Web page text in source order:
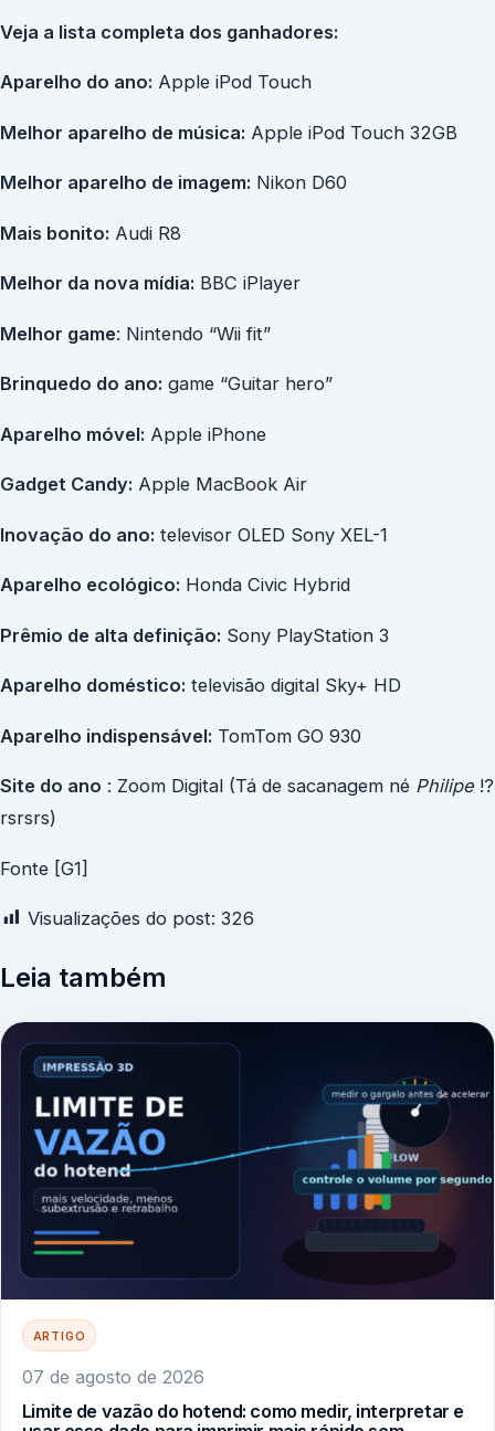
Veja a lista completa dos ganhadores:
Aparelho do ano: Apple iPod Touch
Melhor aparelho de música: Apple iPod Touch 32GB
Melhor aparelho de imagem: Nikon D60
Mais bonito: Audi R8
Melhor da nova mídia: BBC iPlayer
Melhor game: Nintendo “Wii fit”
Brinquedo do ano: game “Guitar hero”
Aparelho móvel: Apple iPhone
Gadget Candy: Apple MacBook Air
Inovação do ano: televisor OLED Sony XEL-1
Aparelho ecológico: Honda Civic Hybrid
Prêmio de alta definição: Sony PlayStation 3
Aparelho doméstico: televisão digital Sky+ HD
Aparelho indispensável: TomTom GO 930
Site do ano : Zoom Digital (Tá de sacanagem né Philipe!?
rsrsrs)
Fonte [G1]
Visualizações do post: 326
Leia também
ARTIGO
07 de agosto de 2026
Limite de vazão do hotend: como medir, interpretar e